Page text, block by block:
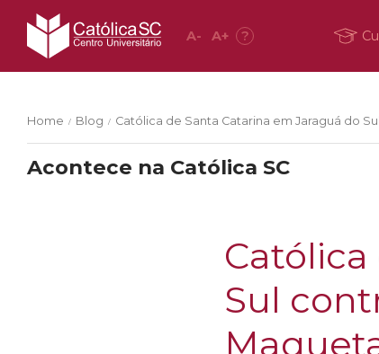
A- A+ ?
Home / Blog / Católica de Santa Catarina em Jaraguá do
Acontece na Católica SC
Sul